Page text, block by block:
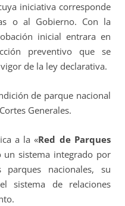
iniciativa corresponde
o al Gobierno. Con la
inicial entrara en
preventivo que se
de la ley declarativa.
de parque nacional
Generales.
a la «Red de Parques
un sistema integrado por
parques nacionales, su
sistema de relaciones